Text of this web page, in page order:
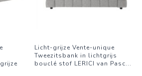
Licht-grijze Vente-unique
Tweezitsbank in lichtgrijs
bouclé stof LERICI van Pasc...